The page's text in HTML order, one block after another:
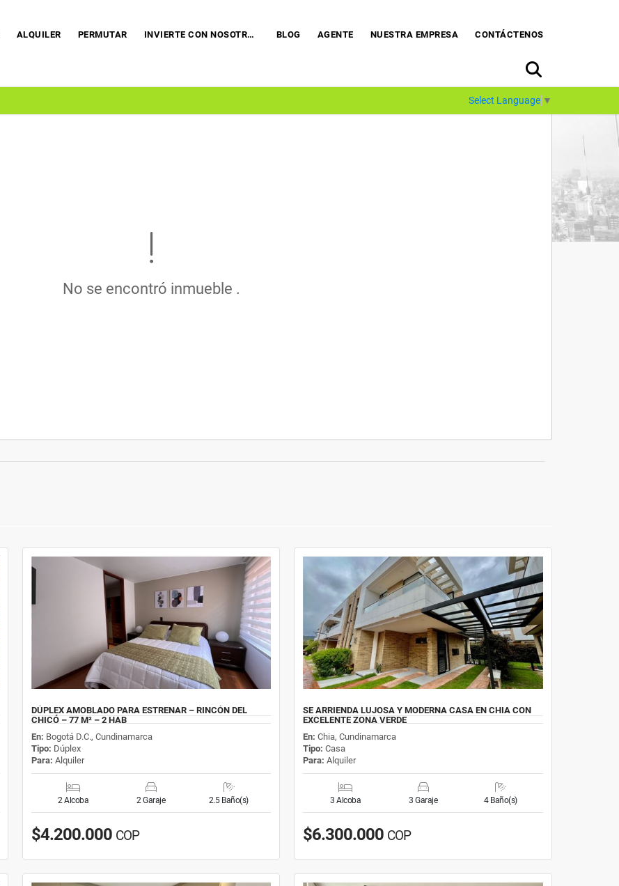
ALQUILER PERMUTAR INVIERTE CON NOSOTROS BLOG AGENTE NUESTRA EMPRESA CONTÁCTENOS
Select Language ▼
No se encontró inmueble .
DÚPLEX AMOBLADO PARA ESTRENAR – RINCÓN DEL
CHICÓ – 77 M² – 2 HAB
En: Bogotá D.C., Cundinamarca
Tipo: Dúplex
Para: Alquiler
2 Alcoba 2 Garaje 2.5 Baño(s)
$4.200.000 COP
SE ARRIENDA LUJOSA Y MODERNA CASA EN CHIA CON
EXCELENTE ZONA VERDE
En:Chia, Cundinamarca
Tipo: Casa
Para: Alquiler
3 Alcoba 3 Garaje 4 Baño(s)
$6.300.000 COP